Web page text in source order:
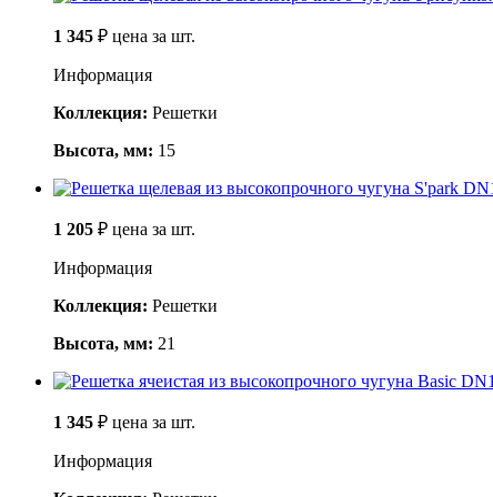
1 345 ₽ цена за шт.
Информация
Коллекция: Решетки
Высота, мм: 15
1 205 ₽ цена за шт.
Информация
Коллекция: Решетки
Высота, мм: 21
1 345 ₽ цена за шт.
Информация